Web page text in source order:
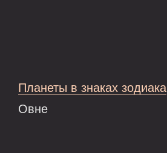
Планеты в знаках зодиака
Овне